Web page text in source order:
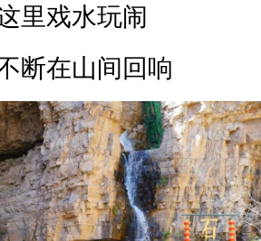
里戏水玩闹
断在山间回响